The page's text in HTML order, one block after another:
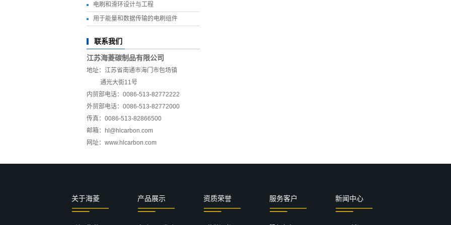
​电刷和滑环设计与工程
用于能量和数据传输的电刷组件
联系我们
江苏海菱碳制品有限公司
地址： 江苏省南通市海门市包场镇
通光大街11号
内贸部电话：0086-513-82772222
外贸部电话：0086-513-82772000
传真：0086-513-82866500
邮箱：hl@hlcarbon.com
网址：www.hlcarbon.com
关于海菱 产品展示 资质荣誉 服务客户 新闻中心